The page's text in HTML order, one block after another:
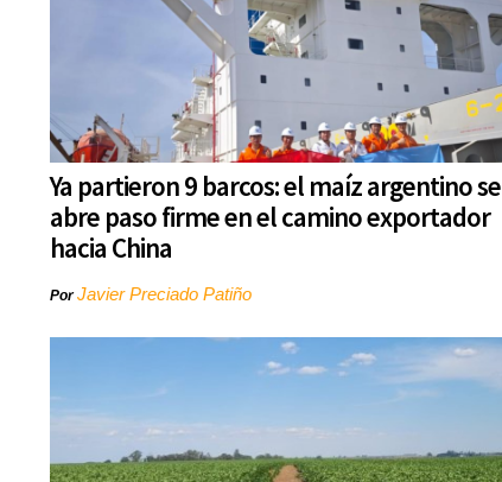
Ya partieron 9 barcos: el maíz argentino se
abre paso firme en el camino exportador
hacia China
PorJavier Preciado Patiño